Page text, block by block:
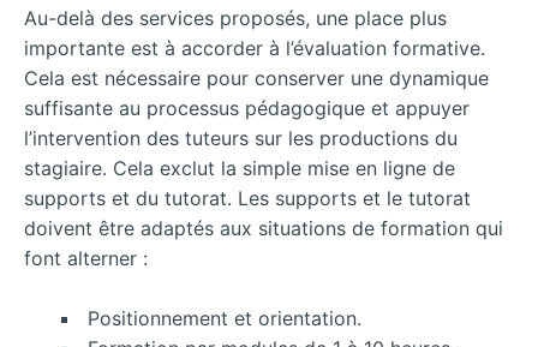
Au-delà des services proposés, une place plus
importante est à accorder à l’évaluation formative.
Cela est nécessaire pour conserver une dynamique
suffisante au processus pédagogique et appuyer
l’intervention des tuteurs sur les productions du
stagiaire. Cela exclut la simple mise en ligne de
supports et du tutorat. Les supports et le tutorat
doivent être adaptés aux situations de formation qui
font alterner :
Positionnement et orientation.